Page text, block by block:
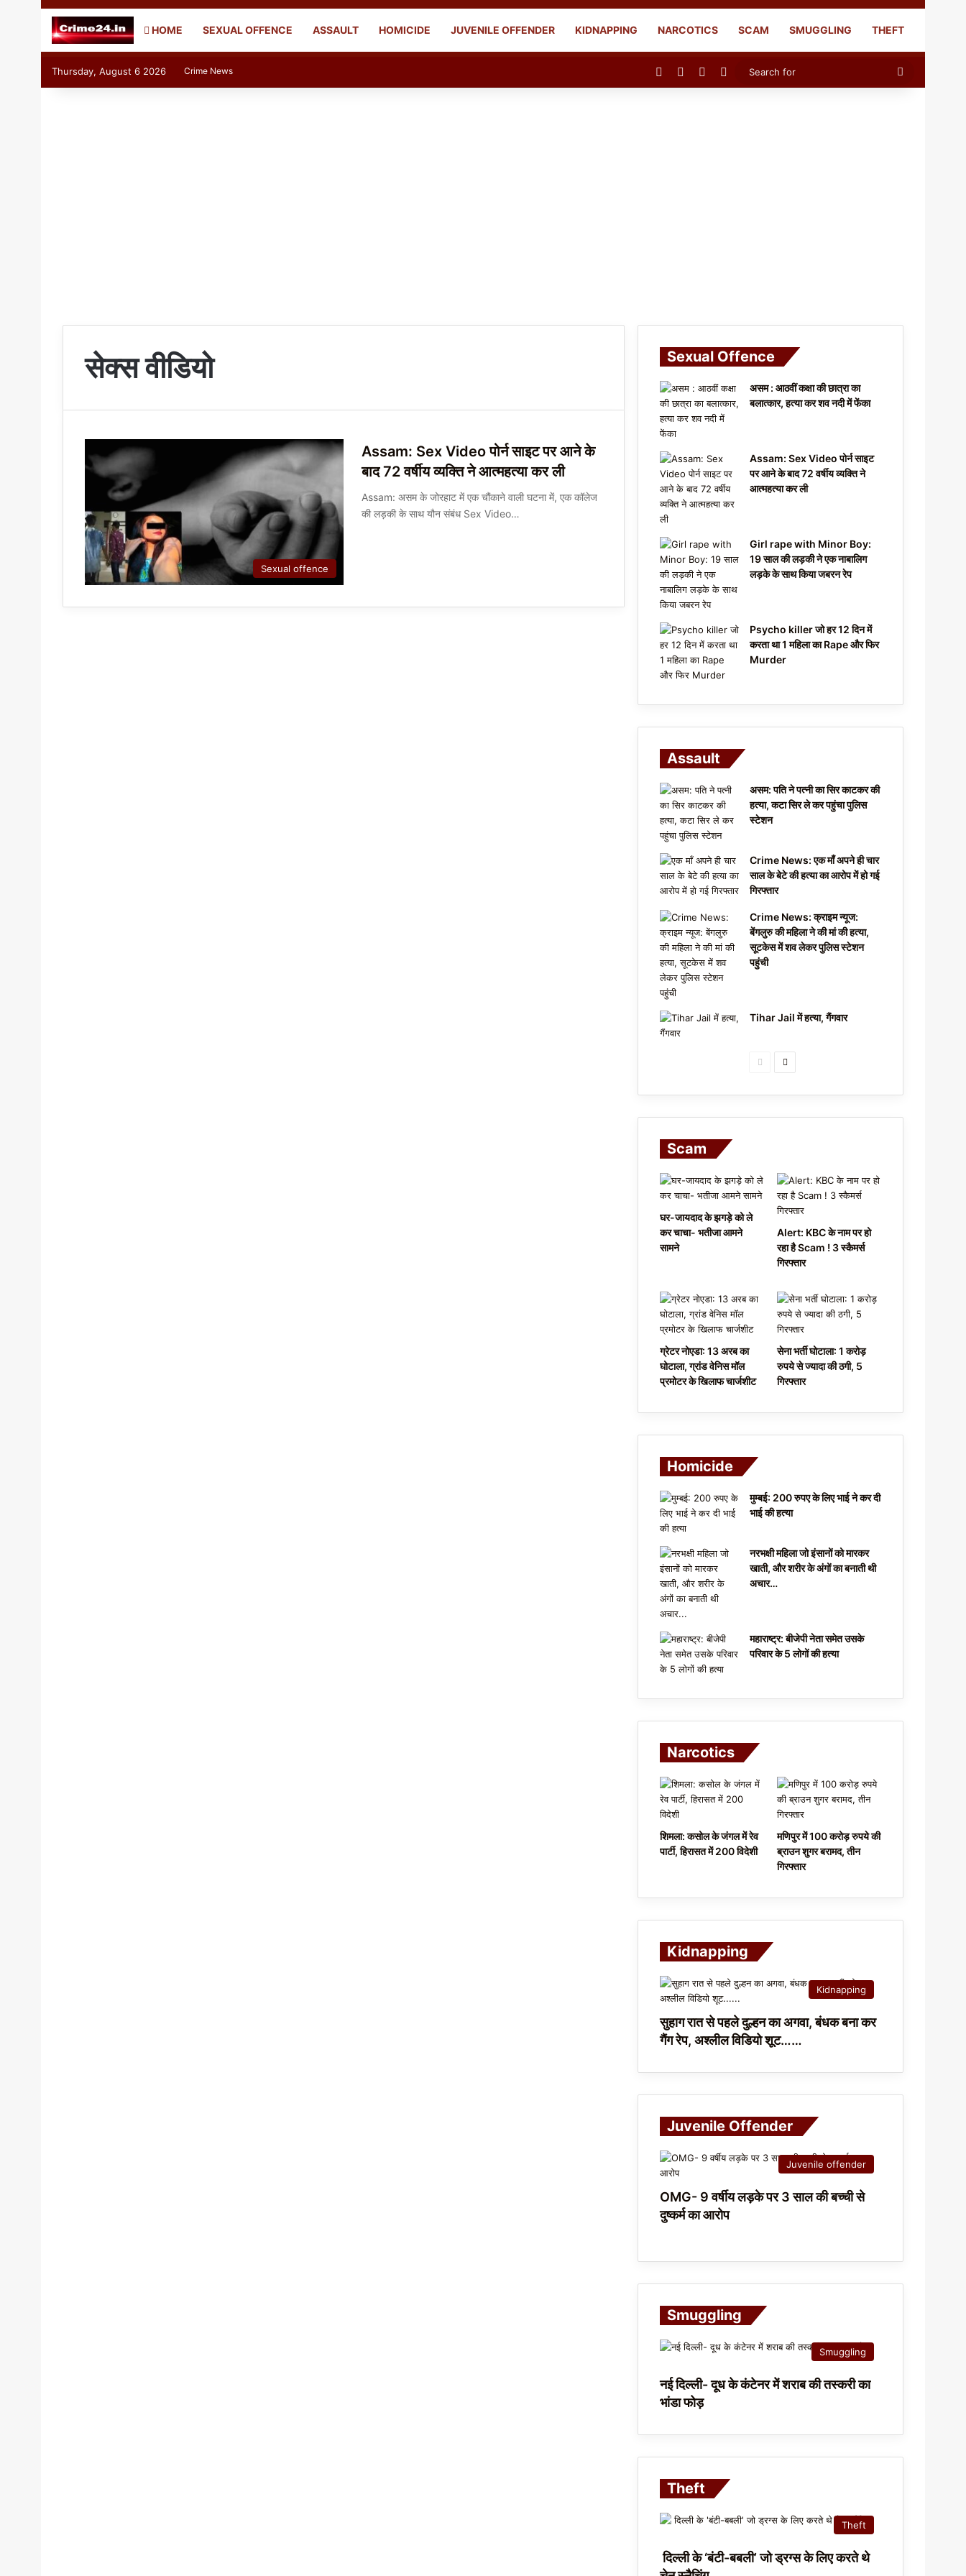
HOME SEXUAL OFFENCE ASSAULT HOMICIDE JUVENILE OFFENDER KIDNAPPING NARCOTICS SCAM SMUGGLING THEFT
Thursday, August 6 2026 Crime News Facebook YouTubeInstagram
सेक्स वीडियो
Sexual offence
Assam: Sex Video पोर्न साइट पर आने के
बाद 72 वर्षीय व्यक्ति ने आत्महत्या कर ली
Assam: असम के जोरहाट में एक चौंकाने वाली घटना में, एक कॉलेज
की लड़की के साथ यौन संबंध Sex Video…
Sexual Offence
असम : आठवीं कक्षा की छात्रा का
बलात्कार, हत्या कर शव नदी में फेंका
Assam: Sex Video पोर्न साइट
पर आने के बाद 72 वर्षीय व्यक्ति ने
आत्महत्या कर ली
Girl rape with Minor Boy:
19 साल की लड़की ने एक नाबालिग
लड़के के साथ किया जबरन रेप
Psycho killer जो हर 12 दिन में
करता था 1 महिला का Rape और फिर
Murder
Assault
असम: पति ने पत्नी का सिर काटकर की
हत्या, कटा सिर ले कर पहुंचा पुलिस
स्टेशन
Crime News: एक माँ अपने ही चार
साल के बेटे की हत्या का आरोप में हो गई
गिरफ्तार
Crime News: क्राइम न्यूज:
बेंगलुरु की महिला ने की मां की हत्या,
सूटकेस में शव लेकर पुलिस स्टेशन
पहुंची
Tihar Jail में हत्या, गैंगवार
u
g
e
Scam
घर-जायदाद के झगड़े को ले
कर चाचा- भतीजा आमने
सामने
Alert: KBC के नाम पर हो
रहा है Scam ! 3 स्कैमर्स
गिरफ्तार
ग्रेटर नोएडा: 13 अरब का
घोटाला, ग्रांड वेनिस मॉल
प्रमोटर के खिलाफ चार्जशीट
सेना भर्ती घोटाला: 1 करोड़
रुपये से ज्यादा की ठगी, 5
गिरफ्तार
Homicide
मुम्बई: 200 रुपए के लिए भाई ने कर दी
भाई की हत्या
नरभक्षी महिला जो इंसानों को मारकर
खाती, और शरीर के अंगों का बनाती थी
अचार…
महाराष्ट्र: बीजेपी नेता समेत उसके
परिवार के 5 लोगों की हत्या
Narcotics
शिमला: कसोल के जंगल में रेव
पार्टी, हिरासत में 200 विदेशी
मणिपुर में 100 करोड़ रुपये की
ब्राउन शुगर बरामद, तीन
गिरफ्तार
Kidnapping
Kidnapping
सुहाग रात से पहले दुल्हन का अगवा, बंधक बना कर
गैंग रेप, अश्लील विडियो शूट……
Juvenile Offender
Juvenile offender
OMG- 9 वर्षीय लड़के पर 3 साल की बच्ची से
दुष्कर्म का आरोप
Smuggling
Smuggling
नई दिल्ली- दूध के कंटेनर में शराब की तस्करी का
भांडा फोड़
Theft
Theft
दिल्ली के ‘बंटी-बबली’ जो ड्रग्स के लिए करते थे